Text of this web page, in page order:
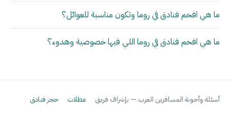
ما هي افخم فنادق في روما وتكون مناسبة للعوائل؟
ما هي افخم فنادق في روما اللي فيها خصوصية وهدوء؟
أسئلة وأجوبة المسافرين العرب — بإشراف فريق عطلات حجز فنادق